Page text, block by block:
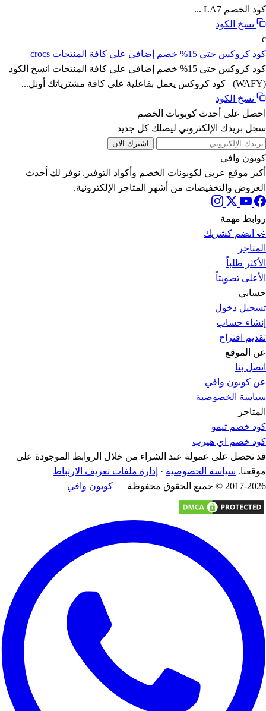
كود الخصم LA7 ...
نسخ الكود
c
كود كروكس حتى 15% خصم إضافي على كافة المنتجات crocs
كود كروكس حتى 15% خصم إضافي على كافة المنتجات انسخ الكود
(WAFY) كود كروكس يعمل بفاعلية على كافة مشترياتك أونل...
نسخ الكود
احصل على أحدث كوبونات الخصم
سجل بريدك الإلكتروني ليصلك كل جديد
اشترك الآن
كوبون وافي
أكبر موقع عربي لكوبونات الخصم وأكواد التوفير. نوفر لك أحدث
العروض والتخفيضات من أشهر المتاجر الإلكترونية.
روابط مهمة
🤝 انضم كشريك
المتاجر
الأكثر طلباً
الأعلى تصويتاً
حسابي
تسجيل دخول
إنشاء حساب
تقديم اقتراح
عن الموقع
اتصل بنا
عن كوبون وافي
سياسة الخصوصية
المتاجر
كود خصم تيمو
كود خصم اي هيرب
قد نحصل على عمولة عند الشراء من خلال الروابط الموجودة على
موقعنا. سياسة الخصوصية · إدارة ملفات تعريف الارتباط
2017-2026 © جميع الحقوق محفوظة —
كوبون وافي